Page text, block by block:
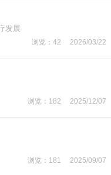
发展
浏览：42 2026/03/22
浏览：182 2025/12/07
浏览：181 2025/09/07